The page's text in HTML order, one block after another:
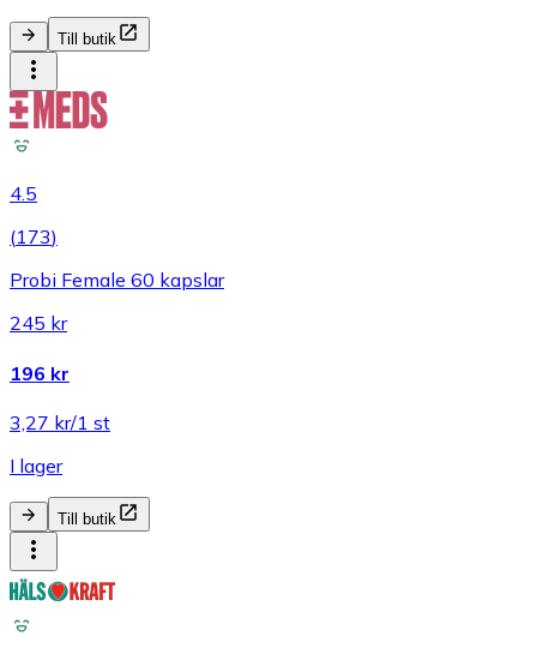
Till butik
4.5
(173)
Probi Female 60 kapslar
245 kr
196 kr
3,27 kr/1 st
I lager
Till butik